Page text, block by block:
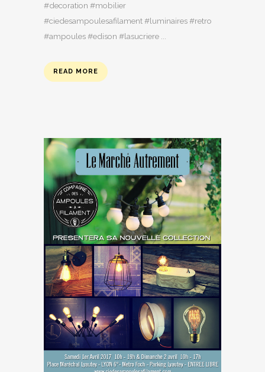
#decoration #mobilier
#ciedesampoulesafilament #luminaires #retro
#ampoules #edison #lasucriere ...
READ MORE